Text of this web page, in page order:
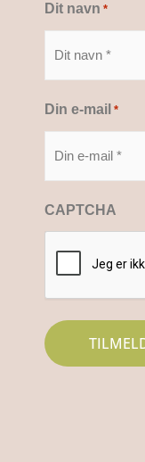
Dit navn *
Din e-mail *
CAPTCHA